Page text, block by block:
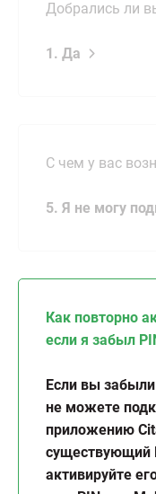
Добрались ли
1. Да
C чем у вас
5. Я не могу
Как повторно
если я забыл
Если вы
не можете
приложению
существующий
активируйте